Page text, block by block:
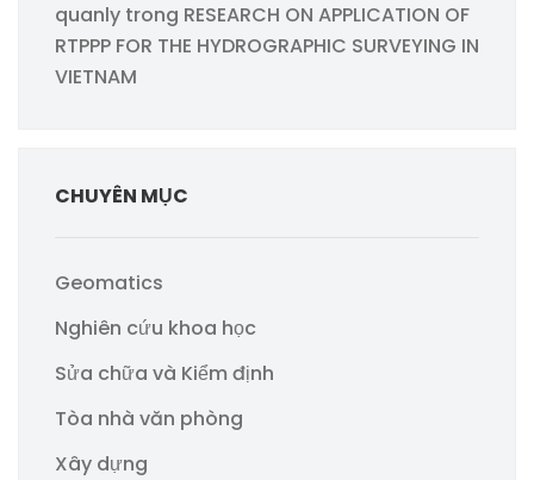
quanly trong RESEARCH ON APPLICATION OF
RTPPP FOR THE HYDROGRAPHIC SURVEYING IN
VIETNAM
CHUYÊN MỤC
Geomatics
Nghiên cứu khoa học
Sửa chữa và Kiểm định
Tòa nhà văn phòng
Xây dựng